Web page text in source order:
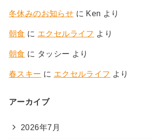
冬休みのお知らせ に Ken より
朝食 に エクセルライフ より
朝食 に タッシー より
春スキー に エクセルライフ より
アーカイブ
2026年7月